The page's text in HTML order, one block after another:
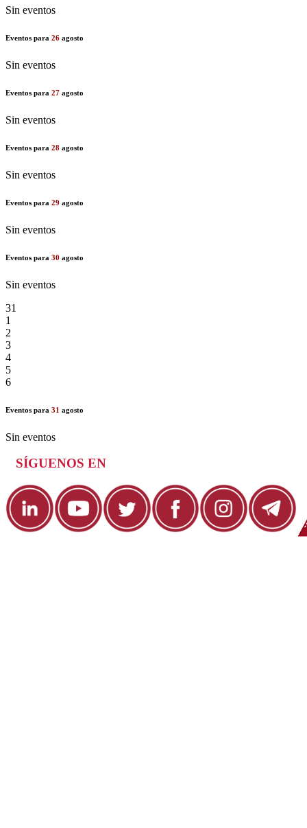
Sin eventos
Eventos para 26 agosto
Sin eventos
Eventos para 27 agosto
Sin eventos
Eventos para 28 agosto
Sin eventos
Eventos para 29 agosto
Sin eventos
Eventos para 30 agosto
Sin eventos
31
1
2
3
4
5
6
Eventos para 31 agosto
Sin eventos
SÍGUENOS EN